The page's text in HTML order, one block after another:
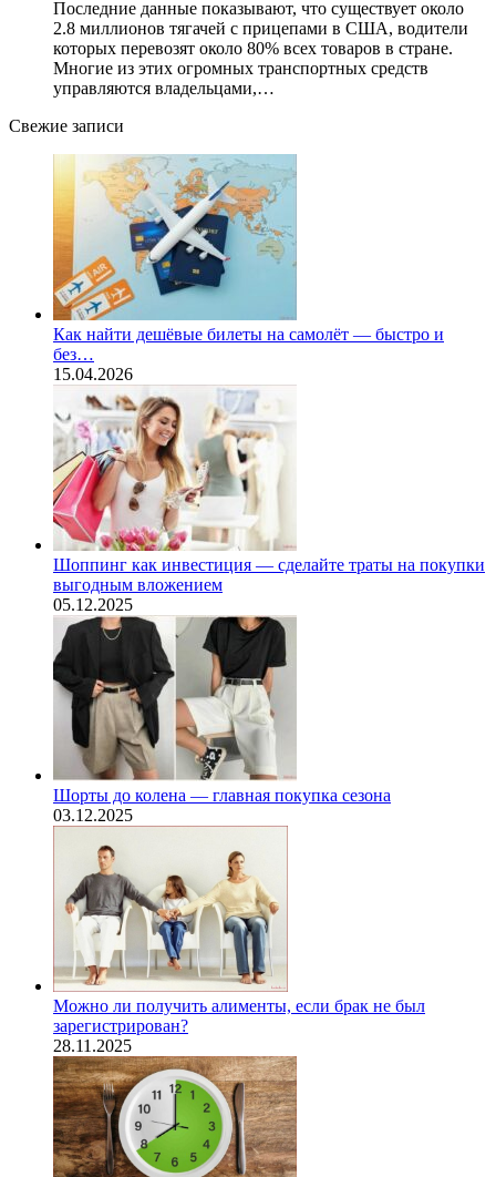
Последние данные показывают, что существует около
2.8 миллионов тягачей с прицепами в США, водители
которых перевозят около 80% всех товаров в стране.
Многие из этих огромных транспортных средств
управляются владельцами,…
Свежие записи
Как найти дешёвые билеты на самолёт — быстро и
без…
15.04.2026
Шоппинг как инвестиция — сделайте траты на покупки
выгодным вложением
05.12.2025
Шорты до колена — главная покупка сезона
03.12.2025
Можно ли получить алименты, если брак не был
зарегистрирован?
28.11.2025